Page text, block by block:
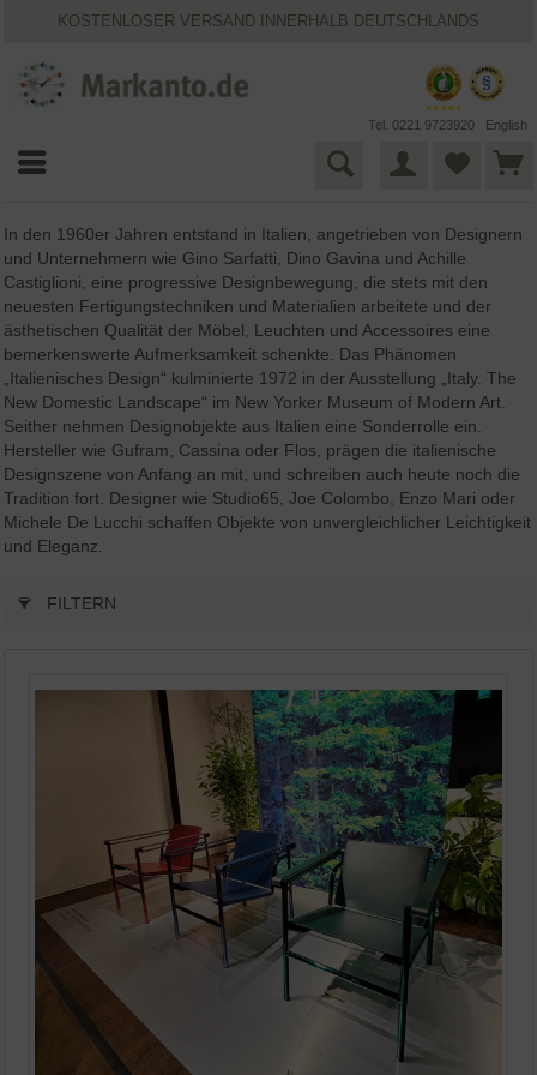
KOSTENLOSER VERSAND INNERHALB DEUTSCHLANDS
BESTPRICE-GARANTIE
Tel. 0221 9723920 English
In den 1960er Jahren entstand in Italien, angetrieben von Designern
und Unternehmern wie Gino Sarfatti, Dino Gavina und Achille
Castiglioni, eine progressive Designbewegung, die stets mit den
neuesten Fertigungstechniken und Materialien arbeitete und der
ästhetischen Qualität der Möbel, Leuchten und Accessoires eine
bemerkenswerte Aufmerksamkeit schenkte. Das Phänomen
„Italienisches Design“ kulminierte 1972 in der Ausstellung „Italy. The
New Domestic Landscape“ im New Yorker Museum of Modern Art.
Seither nehmen Designobjekte aus Italien eine Sonderrolle ein.
Hersteller wie Gufram, Cassina oder Flos, prägen die italienische
Designszene von Anfang an mit, und schreiben auch heute noch die
Tradition fort. Designer wie Studio65, Joe Colombo, Enzo Mari oder
Michele De Lucchi schaffen Objekte von unvergleichlicher Leichtigkeit
und Eleganz.
FILTERN